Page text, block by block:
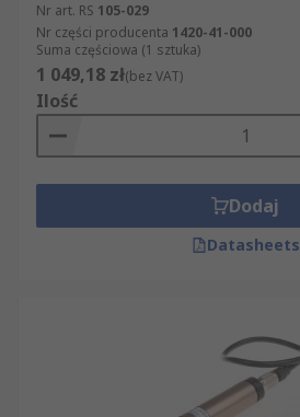
Nr art. RS 105-029
Nr części producenta 1420-41-000
Suma częściowa (1 sztuka)
1 049,18 zł(bez VAT)
Ilość
Dodaj
Datasheets